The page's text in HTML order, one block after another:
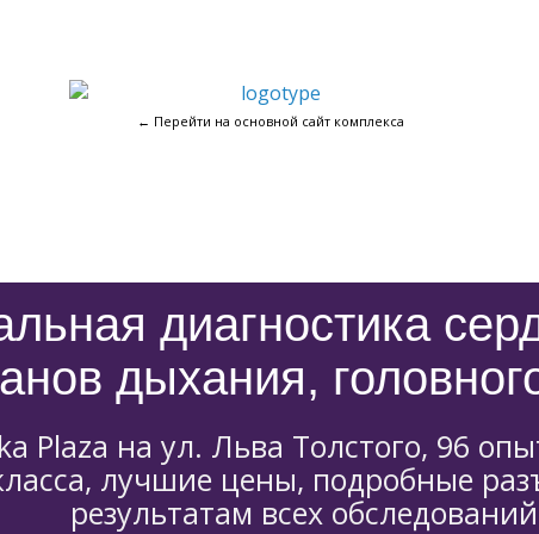
← Перейти на основной сайт комплекса
диагностика
дыхания,
Plaza на ул. Льва Толстого, 96
лучшие цены, подробные
результатам всех